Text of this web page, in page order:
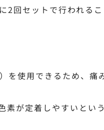
2回セットで行われる
を使用できるため、痛
素が定着しやすいとい